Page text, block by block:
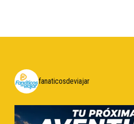
fanaticosdeviajar